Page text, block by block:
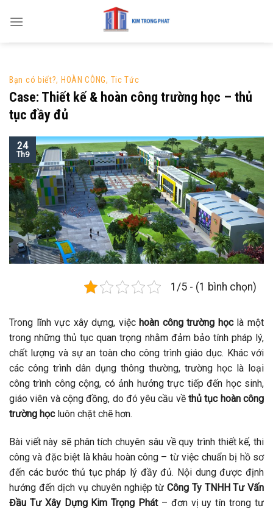
Bạn có biết?, HOÀN CÔNG, Tic Tức
Case: Thiết kế & hoàn công trường học – thủ
tục đầy đủ
24
Th9
1/5 - (1 bình chọn)
Trong lĩnh vực xây dựng, việc hoàn công trường họclà một
trong những thủ tục quan trọng nhằm đảm bảo tính pháp lý,
chất lượng và sự an toàn cho công trình giáo dục. Khác với
các công trình dân dụng thông thường, trường học là loại
công trình công cộng, có ảnh hưởng trực tiếp đến học sinh,
giáo viên và cộng đồng, do đó yêu cầu vềthủ tục hoàn công
trường họcluôn chặt chẽ hơn.
Bài viết này sẽ phân tích chuyên sâu về quy trình thiết kế, thi
công và đặc biệt là khâu hoàn công – từ việc chuẩn bị hồ sơ
đến các bước thủ tục pháp lý đầy đủ. Nội dung được định
hướng đến dịch vụ chuyên nghiệp từCông Ty TNHH Tư Vấn
Đầu Tư Xây Dựng Kim Trọng Phát– đơn vị uy tín trong tư